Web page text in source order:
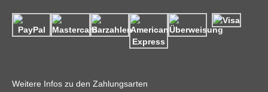
Weitere Infos zu den Zahlungsarten